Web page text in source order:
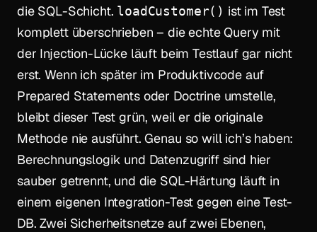
die SQL-Schicht. loadCustomer() ist im Test
komplett überschrieben – die echte Query mit
der Injection-Lücke läuft beim Testlauf gar nicht
erst. Wenn ich später im Produktivcode auf
Prepared Statements oder Doctrine umstelle,
bleibt dieser Test grün, weil er die originale
Methode nie ausführt. Genau so will ich’s haben:
Berechnungslogik und Datenzugriff sind hier
sauber getrennt, und die SQL-Härtung läuft in
einem eigenen Integration-Test gegen eine Test-
DB. Zwei Sicherheitsnetze auf zwei Ebenen,